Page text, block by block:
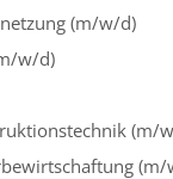
(m/w/d)
w/d)
(m/
(m/